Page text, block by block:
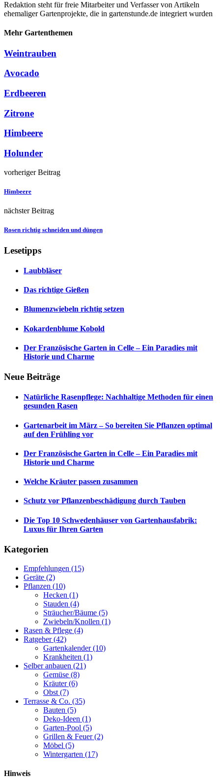
Redaktion steht für freie Mitarbeiter und Verfasser von Artikeln
ehemaliger Gartenprojekte, die in gartenstunde.de integriert wurden
Mehr Gartenthemen
Weintrauben
Avocado
Erdbeeren
Zitrone
Himbeere
Holunder
vorheriger Beitrag
Himbeere
nächster Beitrag
Rosen richtig schneiden und düngen
Lesetipps
Laubbläser
Das richtige Gießen
Blumenzwiebeln richtig setzen
Kokardenblume Kobold
Der Französische Garten in Celle – Ein Paradies mit
Historie und Charme
Neue Beiträge
Natürliche Rasenpflege: Nachhaltige Methoden für einen
gesunden Rasen
Gartenarbeit im März – So bereiten Sie Pflanzen optimal
auf den Frühling vor
Der Französische Garten in Celle – Ein Paradies mit
Historie und Charme
Welche Kräuter passen zusammen
Schutz vor Pflanzenbeschädigung durch Tauben
Die Top 10 Schwedenhäuser von Gartenhausfabrik:
Luxus für Ihren Garten
Kategorien
Empfehlungen (15)
Geräte (2)
Pflanzen (10)
Hecken (1)
Stauden (4)
Sträucher/Bäume (5)
Zwiebeln/Knollen (1)
Rasen & Pflege (4)
Ratgeber(42)
Gartenkalender(10)
Krankheiten (1)
Selber anbauen (21)
Gemüse (8)
Kräuter(6)
Obst (7)
Terrasse & Co. (35)
Bauten (5)
Deko-Ideen (1)
Garten-Pool (5)
Grillen & Feuer(2)
Möbel (5)
Wintergarten (17)
Hinweis